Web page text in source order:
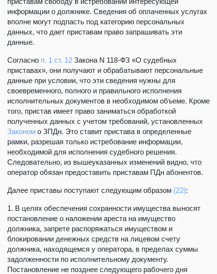
информации о должнике. Сведения об оплаченных услугах
вполне могут подпасть под категорию персональных
данных, что дает приставам право запрашивать эти
данные.
Согласно п. 1 ст. 12 Закона N 118-ФЗ «О судебных
приставах», они получают и обрабатывают персональные
данные при условии, что эти сведения нужны для
своевременного, полного и правильного исполнения
исполнительных документов в необходимом объеме. Кроме
того, пристав имеет право заниматься обработкой
полученных данных с учетом требований, установленных
Законом о ЗПДн. Это ставит пристава в определенные
рамки, разрешая только истребование информации,
необходимой для исполнения судебного решения.
Следовательно, из вышеуказанных изменений видно, что
оператор обязан предоставить приставам ПДн абонентов.
Далее приставы поступают следующим образом (22):
1. В целях обеспечения сохранности имущества выносят
постановление о наложении ареста на имущество
должника, запрете распоряжаться имуществом и
блокировании денежных средств на лицевом счету
должника, находящемся у оператора, в пределах суммы
задолженности по исполнительному документу.
Постановление не позднее следующего рабочего дня